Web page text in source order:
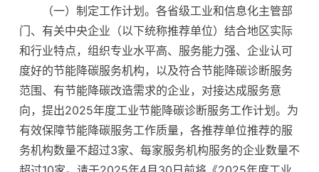
（一）制定工作计划。各省级工业和信息化主管部
门、有关中央企业（以下统称推荐单位）结合地区实际
和行业特点，组织专业水平高、服务能力强、企业认可
度好的节能降碳服务机构，以及符合节能降碳诊断服务
范围、有节能降碳改造需求的企业，对接达成服务意
向，提出2025年度工业节能降碳诊断服务工作计划。为
有效保障节能降碳服务工作质量，各推荐单位推荐的服
务机构数量不超过3家、每家服务机构服务的企业数量不